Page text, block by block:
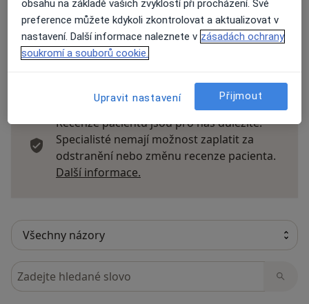
Přidejte svůj názor
Recenze pacientů jsou pro nás důležité.
Specialisté nemají možnost zaplatit za
odstranění nebo změnu recenze pacienta.
Další informace.
Hledejte v názorech
obsahu na základě vašich zvyklostí při procházení. Své
preference můžete kdykoli zkontrolovat a aktualizovat v
nastavení. Další informace naleznete v zásadách ochrany
soukromí a souborů cookie.
Upravit nastavení Přijmout